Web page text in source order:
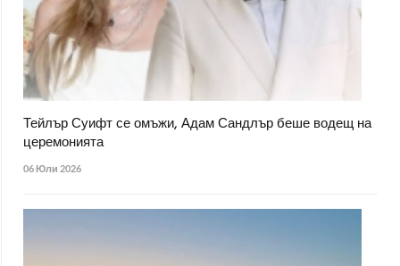
Тейлър Суифт се омъжи, Адам Сандлър беше водещ на
церемонията
06 Юли 2026